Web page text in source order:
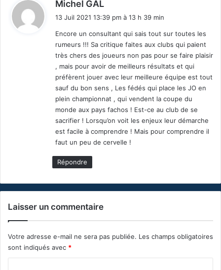
Michel GAL
:
13 Juil 2021 13:39 pm à 13 h 39 min
Encore un consultant qui sais tout sur toutes les
rumeurs !!! Sa critique faites aux clubs qui paient
très chers des joueurs non pas pour se faire plaisir
, mais pour avoir de meilleurs résultats et qui
préfèrent jouer avec leur meilleure équipe est tout
sauf du bon sens , Les fédés qui place les JO en
plein championnat , qui vendent la coupe du
monde aux pays fachos ! Est-ce au club de se
sacrifier ! Lorsqu’on voit les enjeux leur démarche
est facile à comprendre ! Mais pour comprendre il
faut un peu de cervelle !
Répondre
Laisser un commentaire
Votre adresse e-mail ne sera pas publiée. Les champs obligatoires
sont indiqués avec *